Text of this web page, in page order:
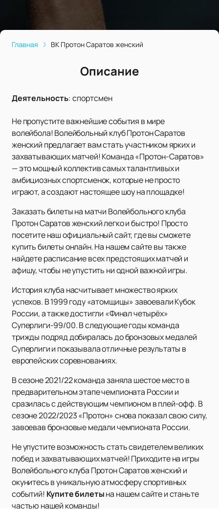
Главная ВК Протон Саратов женский
Описание
Деятельность:спортсмен
Не пропустите важнейшие события в мире
волейбола! Волейбольный клуб Протон Саратов
женский предлагает вам стать участником ярких и
захватывающих матчей! Команда «Протон-Саратов»
— это мощный коллектив самых талантливых и
амбициозных спортсменок, которые не просто
играют, а создают настоящее шоу на площадке!
Заказать билеты на матчи Волейбольного клуба
Протон Саратов женский легко и быстро! Просто
посетите наш официальный сайт, где вы сможете
купить билеты онлайн. На нашем сайте вы также
найдете расписание всех предстоящих матчей и
афишу, чтобы не упустить ни одной важной игры.
История клуба насчитывает множество ярких
успехов. В 1999 году «атомщицы» завоевали Кубок
России, а также достигли «Финал четырёх»
Суперлиги-99/00. В следующие годы команда
трижды подряд добиралась до бронзовых медалей
Суперлиги и показывала отличные результаты в
европейских соревнованиях.
В сезоне 2021/22 команда заняла шестое место в
предварительном этапе чемпионата России и
сразилась с действующим чемпионом в плей-офф. В
сезоне 2022/2023 «Протон» снова показал свою силу,
завоевав бронзовые медали чемпионата России.
Не упустите возможность стать свидетелем великих
побед и захватывающих матчей! Приходите на игры
Волейбольного клуба Протон Саратов женский и
окунитесь в уникальную атмосферу спортивных
событий! Купите билетына нашем сайте и станьте
частью нашей команды!